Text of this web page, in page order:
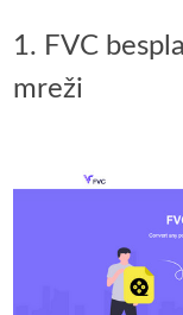
1. FVC
mreži